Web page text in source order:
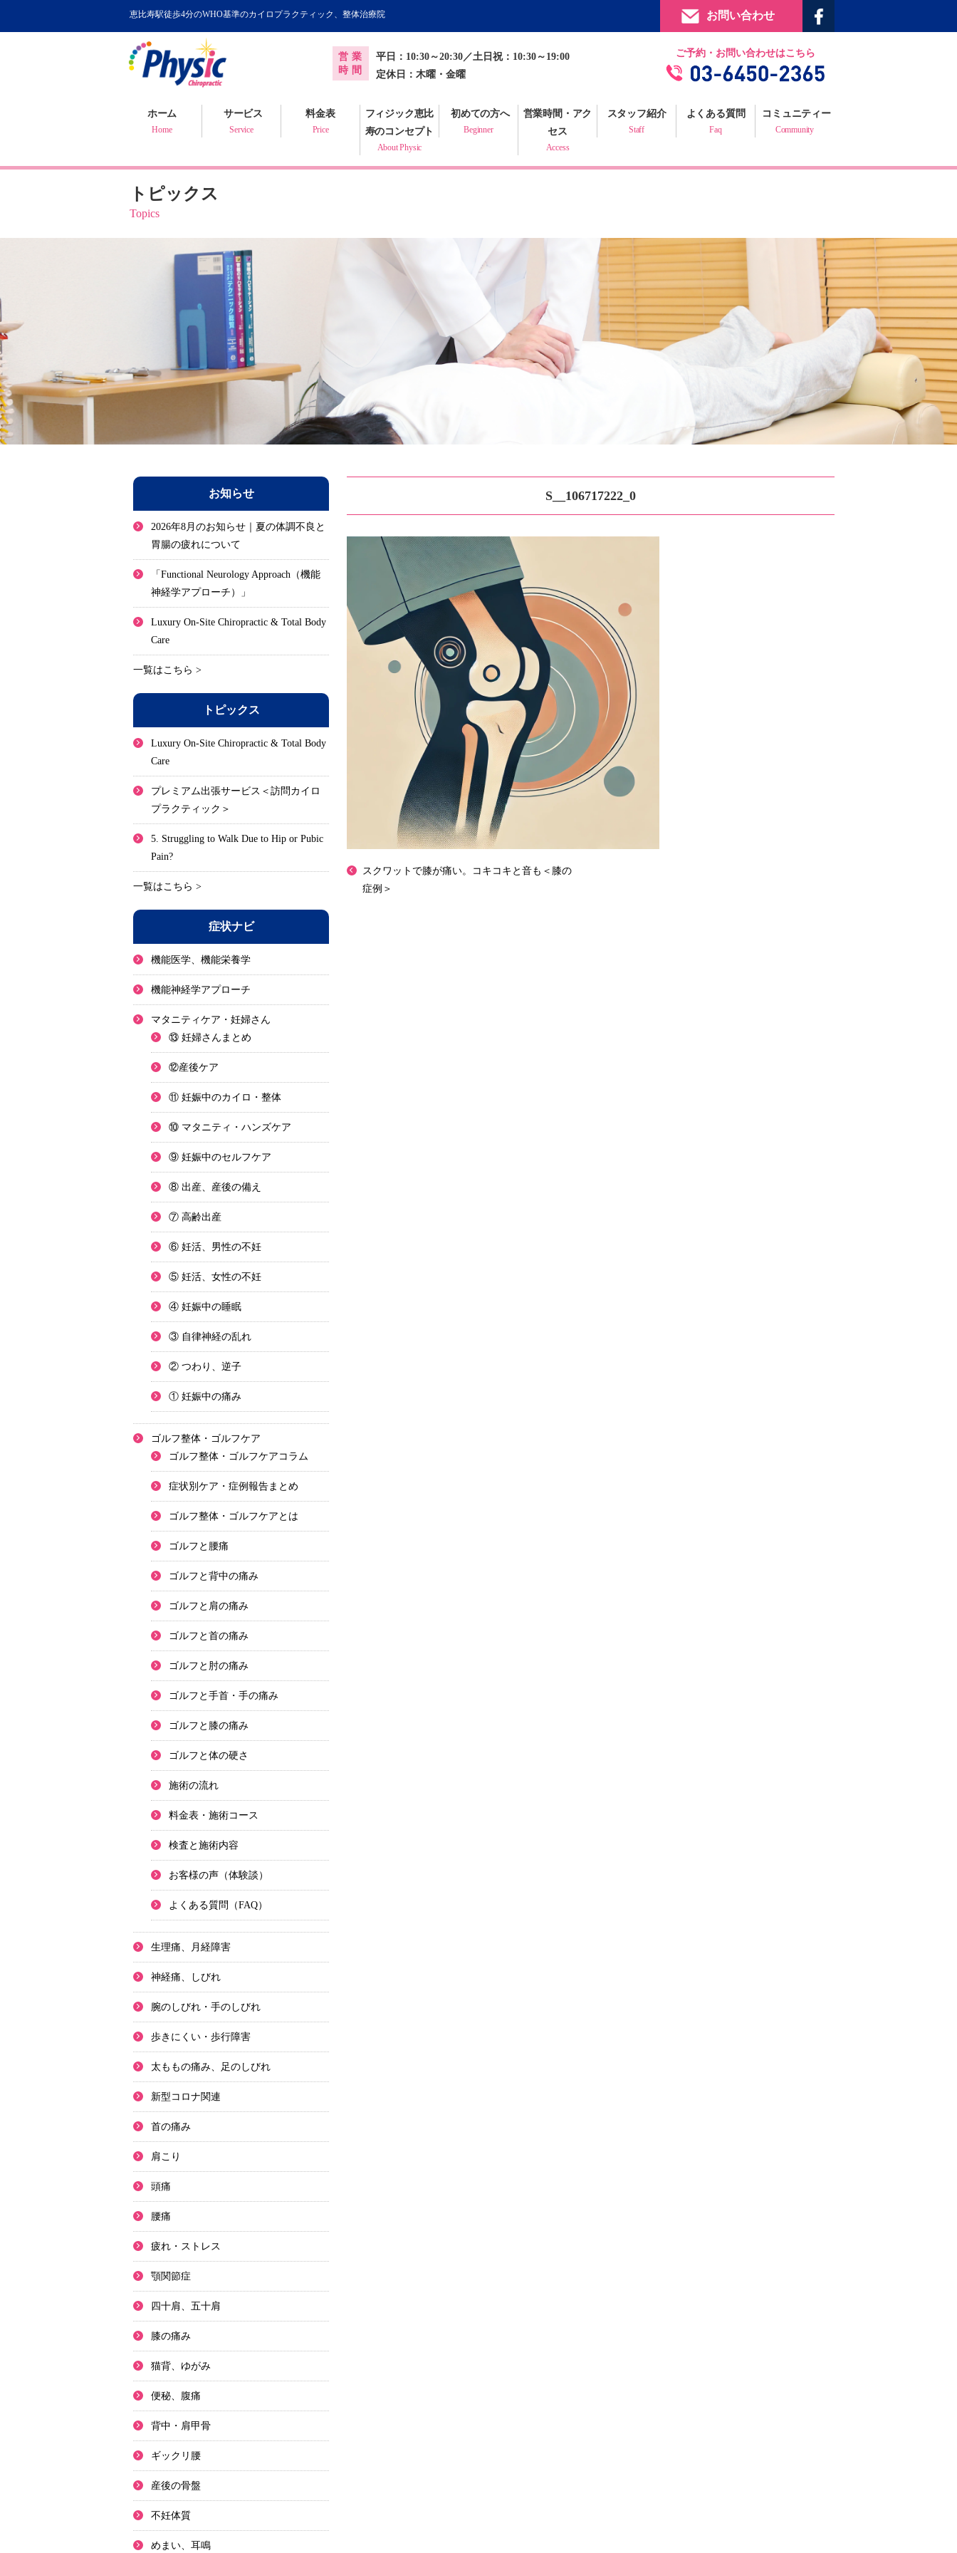
恵比寿駅徒歩4分のWHO基準のカイロプラクティック、整体治療院 お問い合わせ
営業
時間
平日：10:30～20:30／土日祝：10:30～19:00
定休日：木曜・金曜
ご予約・お問い合わせはこちら
ホーム
Home
サービス
Service
カイロプラクティック
WHOが認めるカイロプラクティック
健康判断・体質チェック
料金表
Price
フィジック恵比
寿のコンセプト
About Physic
初めての方へ
Beginner
オンライン健康調査票
営業時間・アク
セス
Access
スタッフ紹介
Staff
よくある質問
Faq
コミュニティー
Community
提携施設
フィジックスマイルギャラリー
プロフェッショナルからの推薦状
トピックス
Topics
S__106717222_0
スクワットで膝が痛い。コキコキと音も＜膝の
症例＞
お知らせ
2026年8月のお知らせ｜夏の体調不良と
胃腸の疲れについて
「Functional Neurology Approach（機能
神経学アプローチ）」
Luxury On-Site Chiropractic & Total Body
Care
一覧はこちら >
トピックス
Luxury On-Site Chiropractic & Total Body
Care
プレミアム出張サービス＜訪問カイロ
プラクティック＞
5. Struggling to Walk Due to Hip or Pubic
Pain?
一覧はこちら >
症状ナビ
機能医学、機能栄養学
機能神経学アプローチ
マタニティケア・妊婦さん
⑬ 妊婦さんまとめ
⑫産後ケア
⑪ 妊娠中のカイロ・整体
⑩ マタニティ・ハンズケア
⑨ 妊娠中のセルフケア
⑧ 出産、産後の備え
⑦ 高齢出産
⑥ 妊活、男性の不妊
⑤ 妊活、女性の不妊
④ 妊娠中の睡眠
③ 自律神経の乱れ
② つわり、逆子
① 妊娠中の痛み
ゴルフ整体・ゴルフケア
ゴルフ整体・ゴルフケアコラム
症状別ケア・症例報告まとめ
ゴルフ整体・ゴルフケアとは
ゴルフと腰痛
ゴルフと背中の痛み
ゴルフと肩の痛み
ゴルフと首の痛み
ゴルフと肘の痛み
ゴルフと手首・手の痛み
ゴルフと膝の痛み
ゴルフと体の硬さ
施術の流れ
料金表・施術コース
検査と施術内容
お客様の声（体験談）
よくある質問（FAQ）
生理痛、月経障害
神経痛、しびれ
腕のしびれ・手のしびれ
歩きにくい・歩行障害
太ももの痛み、足のしびれ
新型コロナ関連
首の痛み
肩こり
頭痛
腰痛
疲れ・ストレス
顎関節症
四十肩、五十肩
膝の痛み
猫背、ゆがみ
便秘、腹痛
背中・肩甲骨
ギックリ腰
産後の骨盤
不妊体質
めまい、耳鳴